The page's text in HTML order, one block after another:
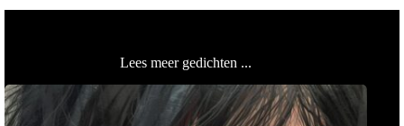
Lees meer gedichten ...